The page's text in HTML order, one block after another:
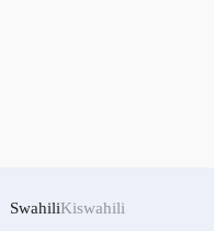
SwahiliKiswahili